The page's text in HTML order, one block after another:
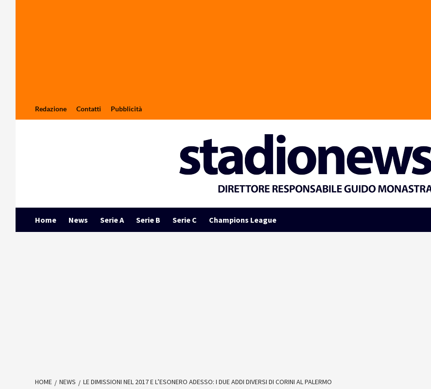
Redazione Contatti Pubblicità
Home News Serie A Serie B Serie C Champions League
HOME NEWS LE DIMISSIONI NEL 2017 E L’ESONERO ADESSO: I DUE ADDI DIVERSI DI CORINI AL PALERMO